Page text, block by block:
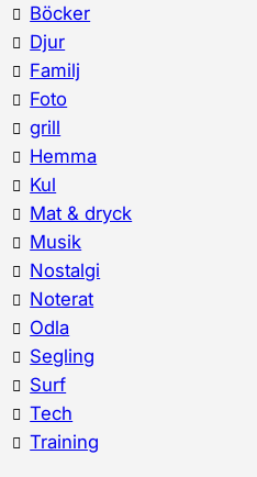
Böcker
Djur
Familj
Foto
grill
Hemma
Kul
Mat & dryck
Musik
Nostalgi
Noterat
Odla
Segling
Surf
Tech
Training